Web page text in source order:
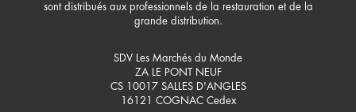
sont distribués aux professionnels de la restauration et de la
grande distribution.
SDV Les Marchés du Monde
ZA LE PONT NEUF
CS 10017 SALLES D'ANGLES
16121
COGNAC Cedex